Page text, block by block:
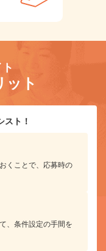
ット
スト！
くことで、応募時の
、条件設定の手間を